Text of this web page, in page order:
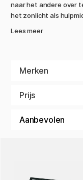
naar het andere over
het zonlicht als
mensen gebruiken ze
anderen gebruiken ze
mogelijkheden met dit
wordt dan
voordelen aan
niet heet en nemen
bestendiger en gaan
lichtbak gaat
Lees meer
Merken
Prijs